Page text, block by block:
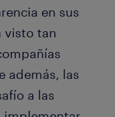
en sus
visto tan
además, las
a las